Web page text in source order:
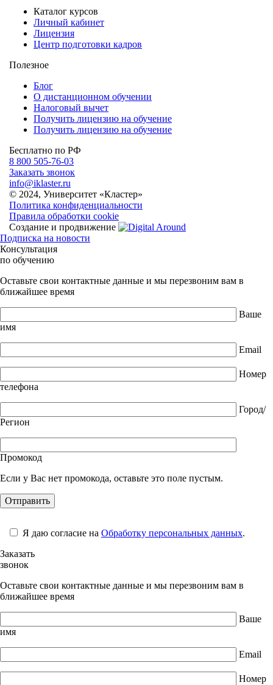
Каталог курсов
Личный кабинет
Лицензия
Центр подготовки кадров
Полезное
Блог
О дистанционном обучении
Налоговый вычет
Получить лицензию на обучение
Получить лицензию на обучение
Бесплатно по РФ
8 800 505-76-03
Заказать звонок
info@iklaster.ru
© 2024, Университет «Кластер»
Политика конфиденциальности
Правила обработки cookie
Создание и продвижение
Подписка на новости
Консультация
по обучению
Оставьте свои контактные данные и мы перезвоним вам в
ближайшее время
Ваше
имя
Email
Номер
телефона
Город/
Регион
Промокод
Если у Вас нет промокода, оставьте это поле пустым.
Я даю согласие на Обработку персональных данных.
Заказать
звонок
Оставьте свои контактные данные и мы перезвоним вам в
ближайшее время
Ваше
имя
Email
Номер